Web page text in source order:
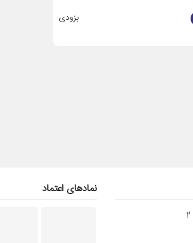
بزودی
نمادهای اعتماد